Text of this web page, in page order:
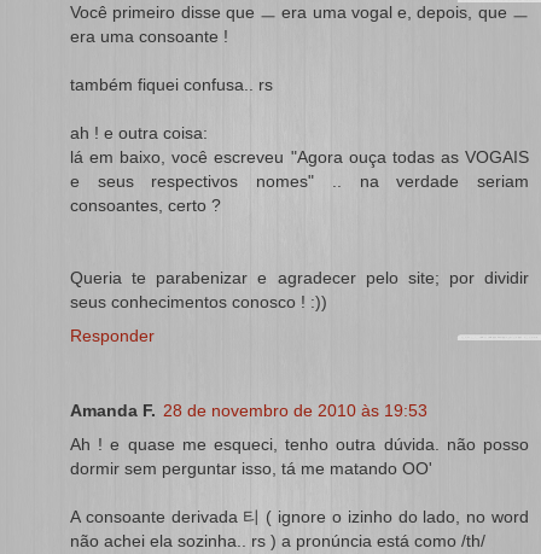
Você primeiro disse que ㅡ era uma vogal e, depois, que ㅡ
era uma consoante !
também fiquei confusa.. rs
ah ! e outra coisa:
lá em baixo, você escreveu "Agora ouça todas as VOGAIS
e seus respectivos nomes" .. na verdade seriam
consoantes, certo ?
Queria te parabenizar e agradecer pelo site; por dividir
seus conhecimentos conosco ! :))
Responder
Amanda F. 28 de novembro de 2010 às 19:53
Ah ! e quase me esqueci, tenho outra dúvida. não posso
dormir sem perguntar isso, tá me matando OO'
A consoante derivada 티 ( ignore o izinho do lado, no word
não achei ela sozinha.. rs ) a pronúncia está como /th/